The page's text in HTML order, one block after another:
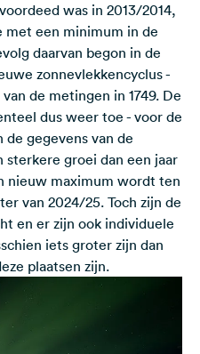
was in 2013/2014,
met een minimum in de
daarvan begon in de
zonnevlekkencyclus -
de metingen in 1749. De
dus weer toe - voor de
gegevens van de
sterkere groei dan een jaar
nieuw maximum wordt ten
van 2024/25. Toch zijn de
en er zijn ook individuele
iets groter zijn dan
plaatsen zijn.